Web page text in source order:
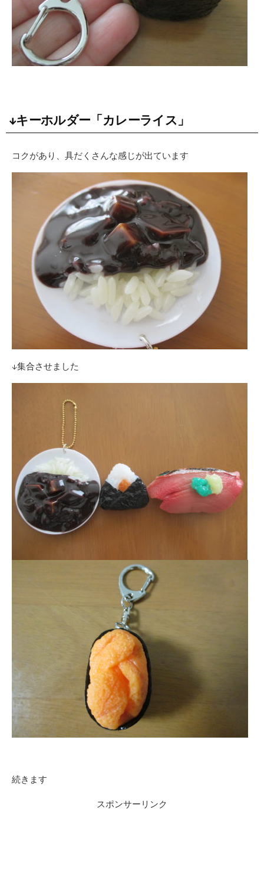
↓キーホルダー「カレーライス」
コクがあり、具だくさんな感じが出ています
↓集合させました
続きます
スポンサーリンク